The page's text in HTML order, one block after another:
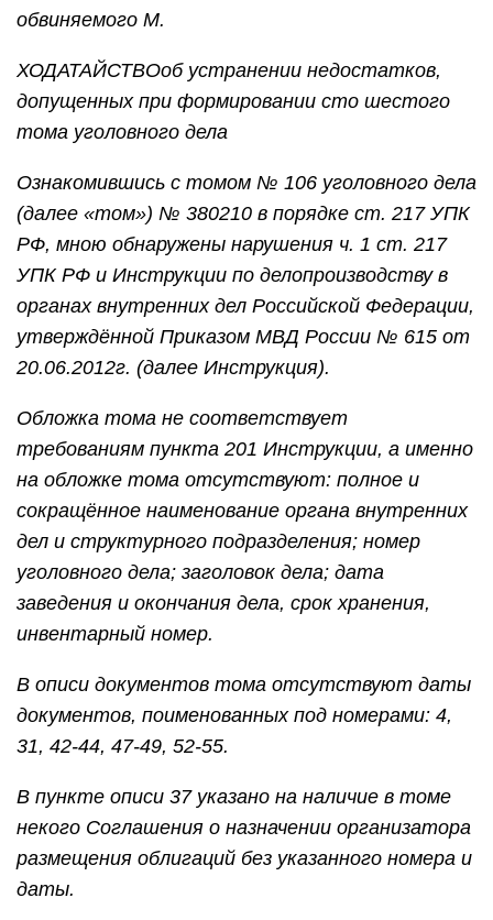
обвиняемого М.
ХОДАТАЙСТВОоб устранении недостатков,
допущенных при формировании сто шестого
тома уголовного дела
Ознакомившись с томом № 106 уголовного дела
(далее «том») № 380210 в порядке ст. 217 УПК
РФ, мною обнаружены нарушения ч. 1 ст. 217
УПК РФ и Инструкции по делопроизводству в
органах внутренних дел Российской Федерации,
утверждённой Приказом МВД России № 615 от
20.06.2012г. (далее Инструкция).
Обложка тома не соответствует
требованиям пункта 201 Инструкции, а именно
на обложке тома отсутствуют: полное и
сокращённое наименование органа внутренних
дел и структурного подразделения; номер
уголовного дела; заголовок дела; дата
заведения и окончания дела, срок хранения,
инвентарный номер.
В описи документов тома отсутствуют даты
документов, поименованных под номерами: 4,
31, 42-44, 47-49, 52-55.
В пункте описи 37 указано на наличие в томе
некого Соглашения о назначении организатора
размещения облигаций без указанного номера и
даты.